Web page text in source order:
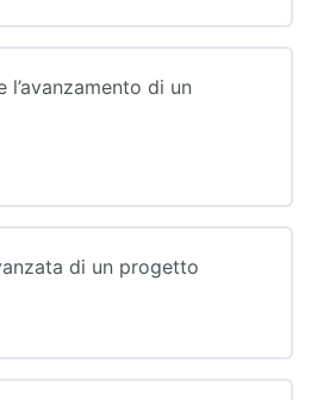
l’avanzamento di un
di un progetto